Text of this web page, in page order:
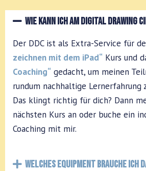
Wie kann ich am Digital Drawing
Der DDC ist als Extra-Service für
zeichnen mit dem iPad“ Kurs und
Coaching“ gedacht, um meinen
rundum nachhaltige Lernerfahrung
Das klingt richtig für dich? Dann
nächsten Kurs an oder buche ein
Coaching mit mir.
Welches Equipment brauche ich